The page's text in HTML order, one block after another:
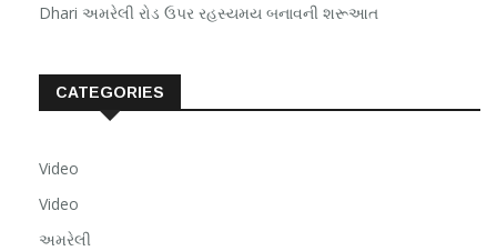
Dhari અમરેલી રોડ ઉપર રહસ્યમય બનાવની શરૂઆત
CATEGORIES
Video
Video
અમરેલી